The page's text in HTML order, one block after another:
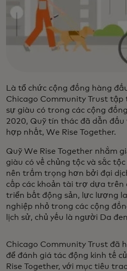
Là tổ chức cộng đồng hàng
Chicago Community Trust tập
sự giàu có trong các cộng
2020, Quỹ tín thác đã dẫn
hợp nhất, We Rise Together.
Quỹ We Rise Together nhằm
giàu có về chủng tộc và sắc
nên trầm trọng hơn bởi đại
cấp các khoản tài trợ dựa
triển bất động sản, lực lượng
nghiệp nhỏ trong các cộng
lịch sử, chủ yếu là người Da
Chicago Community Trust đã
để đánh giá tác động kinh tế
Rise Together, với mục tiêu